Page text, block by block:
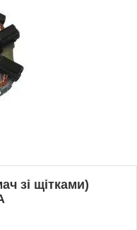
зі щітками)